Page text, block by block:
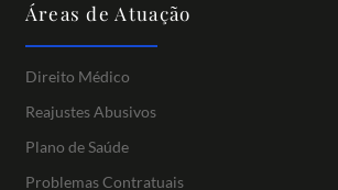
Áreas de Atuação
Direito Médico
Reajustes Abusivos
Plano de Saúde
Problemas Contratuais